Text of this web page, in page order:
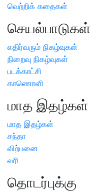
வெற்றிக் கதைகள்
செயல்பாடுகள்
எதிர்வரும் நிகழ்வுகள்
நிறைவு நிகழ்வுகள்
படக்காட்சி
காணொளி
மாத இதழ்கள்
மாத இதழ்கள்
சந்தா
விற்பனை
வரி
தொடர்புக்கு